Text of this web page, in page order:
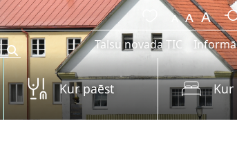
Talsu novada TIC
Kur paēst